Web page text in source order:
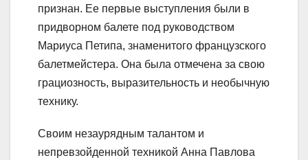
признан. Ее первые выступления были в
придворном балете под руководством
Мариуса Петипа, знаменитого французского
балетмейстера. Она была отмечена за свою
грациозность, выразительность и необычную
технику.
Своим незаурядным талантом и
непревзойденной техникой Анна Павлова